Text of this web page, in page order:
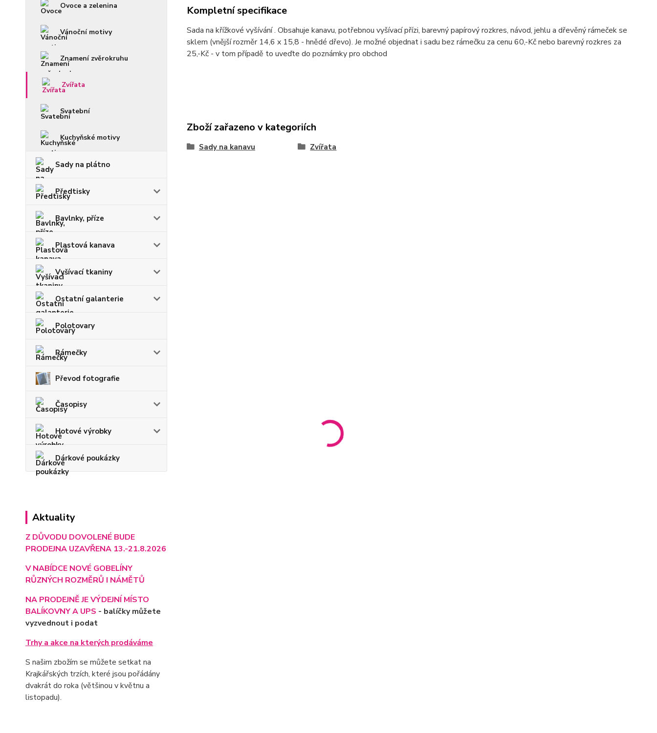
Ovoce a zelenina
Vánoční motivy
Znamení zvěrokruhu
Zvířata
Svatební
Kuchyňské motivy
Sady na plátno
Předtisky
Bavlnky, příze
Plastová kanava
Vyšívací tkaniny
Ostatní galanterie
Polotovary
Rámečky
Převod fotografie
Časopisy
Hotové výrobky
Dárkové poukázky
Aktuality
Z DŮVODU DOVOLENÉ BUDE
PRODEJNA UZAVŘENA 13.-21.8.2026
V NABÍDCE NOVÉ GOBELÍNY
RŮZNÝCH ROZMĚRŮ I NÁMĚTŮ
NA PRODEJNĚ JE VÝDEJNÍ MÍSTO
BALÍKOVNY A UPS - balíčky můžete
vyzvednout i podat
Trhy a akce na kterých prodáváme
S našim zbožím se můžete setkat na
Krajkářských trzích, které jsou pořádány
dvakrát do roka (většinou v květnu a
listopadu).
Kompletní specifikace
Sada na křížkové vyšívání . Obsahuje kanavu, potřebnou vyšívací přízi, barevný papírový rozkres, návod, jehlu a dřevěný rámeček se
sklem (vnější rozměr 14,6 x 15,8 - hnědé dřevo). Je možné objednat i sadu bez rámečku za cenu 60,-Kč nebo barevný rozkres za
25,-Kč - v tom případě to uveďte do poznámky pro obchod
Zboží zařazeno v kategoriích
Sady na kanavu Zvířata